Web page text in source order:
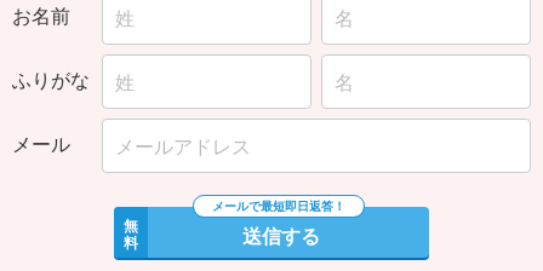
お名前
ふりがな
メール
無
料 送信する